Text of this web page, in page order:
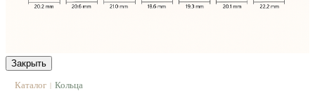
Закрыть
Каталог | Кольца